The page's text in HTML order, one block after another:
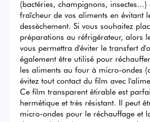
(bactéries, champignons, insectes...)
fraîcheur de vos aliments en évitant
dessèchement. Si vous souhaitez
préparations au réfrigérateur, alors
vous permettra d'éviter le transfert
également être utilisé pour
les aliments au four à micro-ondes
évitez tout contact du film avec
Ce film transparent étirable est
hermétique et très résistant. Il peut
micro-ondes pour le réchauffage et